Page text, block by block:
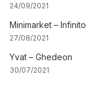
24/09/2021
Minimarket – Infinito
27/08/2021
Yvat – Ghedeon
30/07/2021